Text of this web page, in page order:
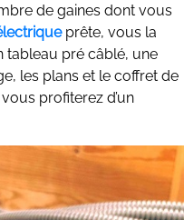
de gaines dont vous
prête, vous la
tableau pré câblé, une
les plans et le coffret de
profiterez d’un